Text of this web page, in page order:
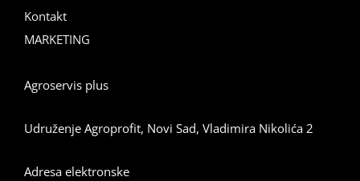
Kontakt
MARKETING
Agroservis plus
Udruženje Agroprofit, Novi Sad, Vladimira Nikolića 2
Adresa elektronske